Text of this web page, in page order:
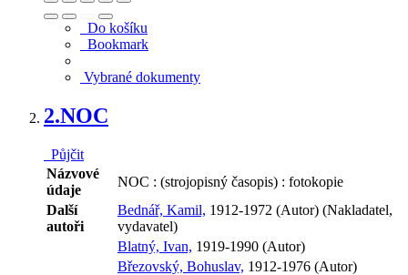
Do košíku
Bookmark
Vybrané dokumenty
2.NOC
Půjčit
Názvové
údaje
NOC : (strojopisný časopis) : fotokopie
Další
autoři
Bednář, Kamil, 1912-1972 (Autor) (Nakladatel,
vydavatel)
Blatný, Ivan, 1919-1990 (Autor)
Březovský, Bohuslav, 1912-1976 (Autor)